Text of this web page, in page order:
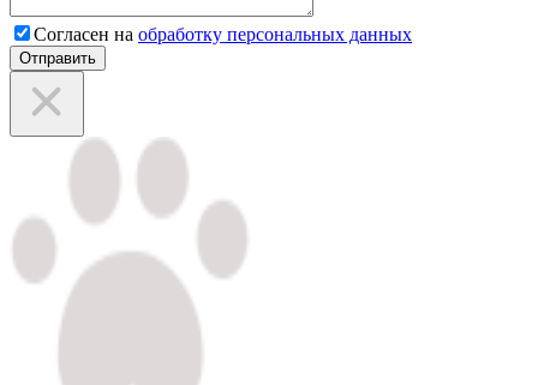
Согласен на обработку персональных данных
Отправить